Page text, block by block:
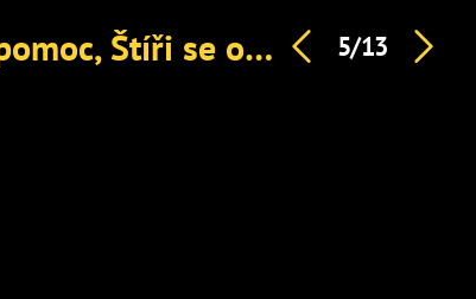
Denní horoskop na neděli: Býci požádají o pomoc, Štíři se obrátí k větším silám 5/13